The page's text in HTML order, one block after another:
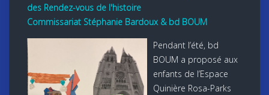
des Rendez-vous de l'histoire
Commissariat Stéphanie Bardoux & bd BOUM
Pendant l’été, bd
BOUM a proposé aux
enfants de l’Espace
Quinière Rosa-Parks